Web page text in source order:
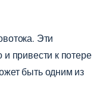
Эти
и привести к потере
быть одним из